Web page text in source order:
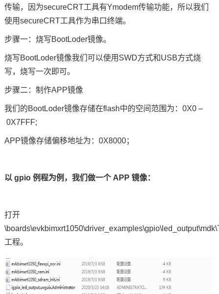
传输，因为secureCRT工具有Ymodem传输功能，所以我们
使用secureCRT工具作为串口终端。
步骤一：烧写BootLoder镜像。
烧写BootLoder镜像我们可以使用 SWD方式和USB方式烧
写，烧写一次即可。
步骤二：制作APP镜像
我们的BootLoder镜像存储在flash中的空间范围为： 0X0 –
0X7FFF;
APP镜像存储偏移地址为： 0X8000；
以 gpio 例程为例，我们做一个 APP 镜像：
打开
\boards\evkbimxrt1050\driver_examples\gpio\led_output\mdk\
工程。